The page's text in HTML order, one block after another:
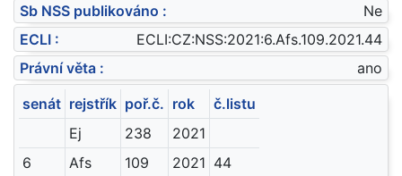
Sb NSS publikováno :
Ne
ECLI :
ECLI:CZ:NSS:2021:6.Afs.109.2021.44
Právní věta :
ano
senát rejstřík poř.č. rok
č.listu
Ej
238
2021
6
Afs 109 2021 44